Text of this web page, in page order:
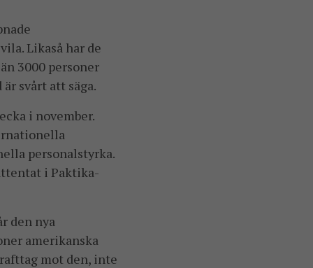
Likaså har de
3000 personer
svårt att säga.
i november.
personalstyrka.
i Paktika-
den nya
amerikanska
mot den, inte